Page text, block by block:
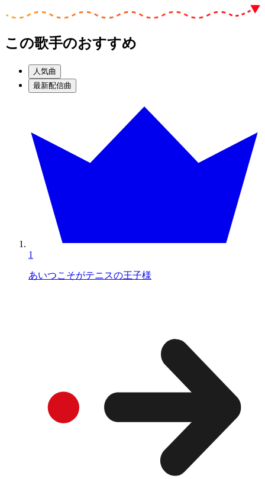
この歌手のおすすめ
人気曲
最新配信曲
1
あいつこそがテニスの王子様